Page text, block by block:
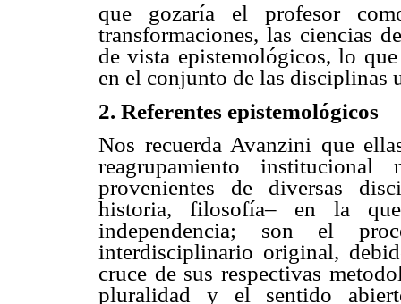
que gozaría el profesor
transformaciones, las ciencias
de vista epistemológicos, lo
en el conjunto de las disciplinas
2. Referentes epistemológicos
Nos recuerda Avanzini que
reagrupamiento
provenientes de diversas
historia, filosofía– en la
independencia; son el
interdisciplinario original,
cruce de sus respectivas
pluralidad y el sentido